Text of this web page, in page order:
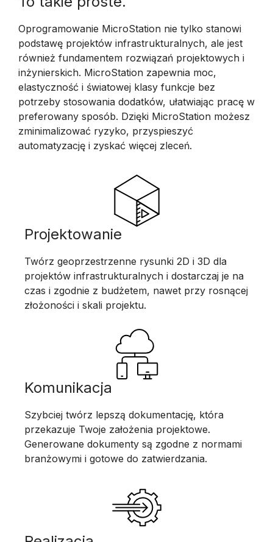
Oprogramowanie MicroStation nie tylko stanowi
podstawę projektów infrastrukturalnych, ale jest
również fundamentem rozwiązań projektowych i
inżynierskich. MicroStation zapewnia moc,
elastyczność i światowej klasy funkcje bez
potrzeby stosowania dodatków, ułatwiając pracę w
preferowany sposób. Dzięki MicroStation możesz
zminimalizować ryzyko, przyspieszyć
automatyzację i zyskać więcej zleceń.
Projektowanie
Twórz geoprzestrzenne rysunki 2D i 3D dla
projektów infrastrukturalnych i dostarczaj je na
czas i zgodnie z budżetem, nawet przy rosnącej
złożoności i skali projektu.
Komunikacja
Szybciej twórz lepszą dokumentację, która
przekazuje Twoje założenia projektowe.
Generowane dokumenty są zgodne z normami
branżowymi i gotowe do zatwierdzania.